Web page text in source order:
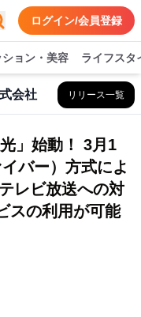
ログイン/会員登録
ション・美容 ライフスタ
会社 リリース一覧
」始動！ 3月1
バー）方式によ
レビ放送への対
スの利用が可能